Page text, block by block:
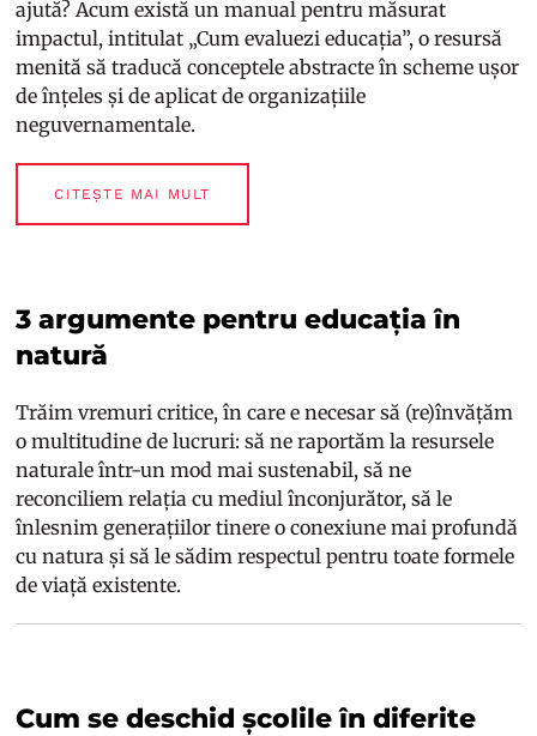
ajută? Acum există un manual pentru măsurat
impactul, intitulat „Cum evaluezi educația”, o resursă
menită să traducă conceptele abstracte în scheme ușor
de înțeles și de aplicat de organizațiile
neguvernamentale.
CITEȘTE MAI MULT
3 argumente pentru educația în
natură
Trăim vremuri critice, în care e necesar să (re)învățăm
o multitudine de lucruri: să ne raportăm la resursele
naturale într-un mod mai sustenabil, să ne
reconciliem relația cu mediul înconjurător, să le
înlesnim generațiilor tinere o conexiune mai profundă
cu natura și să le sădim respectul pentru toate formele
de viață existente.
Cum se deschid școlile în diferite